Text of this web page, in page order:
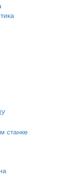
станке